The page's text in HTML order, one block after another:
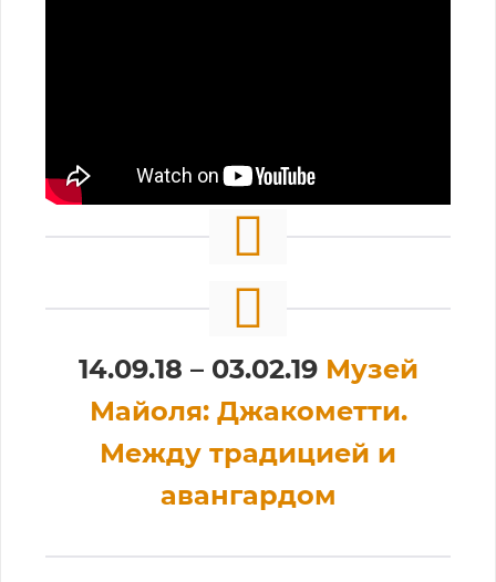
14.09.18 – 03.02.19 Музей
Майоля: Джакометти.
Между традицией и
авангардом